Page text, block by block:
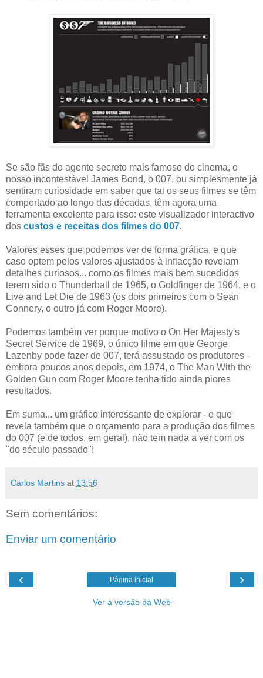
Se são fãs do agente secreto mais famoso do cinema, o
nosso incontestável James Bond, o 007, ou simplesmente já
sentiram curiosidade em saber que tal os seus filmes se têm
comportado ao longo das décadas, têm agora uma
ferramenta excelente para isso: este visualizador interactivo
dos custos e receitas dos filmes do 007.
Valores esses que podemos ver de forma gráfica, e que
caso optem pelos valores ajustados à inflacção revelam
detalhes curiosos... como os filmes mais bem sucedidos
terem sido o Thunderball de 1965, o Goldfinger de 1964, e o
Live and Let Die de 1963 (os dois primeiros com o Sean
Connery, o outro já com Roger Moore).
Podemos também ver porque motivo o On Her Majesty's
Secret Service de 1969, o único filme em que George
Lazenby pode fazer de 007, terá assustado os produtores -
embora poucos anos depois, em 1974, o The Man With the
Golden Gun com Roger Moore tenha tido ainda piores
resultados.
Em suma... um gráfico interessante de explorar - e que
revela também que o orçamento para a produção dos filmes
do 007 (e de todos, em geral), não tem nada a ver com os
"do século passado"!
Carlos Martins at 13:56
Sem comentários:
Enviar um comentário
‹ ›
Página inicial
Ver a versão da Web